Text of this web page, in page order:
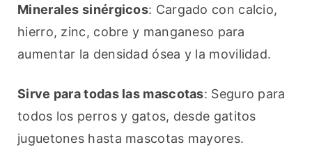
Minerales sinérgicos: Cargado con calcio,
hierro, zinc, cobre y manganeso para
aumentar la densidad ósea y la movilidad.
Sirve para todas las mascotas: Seguro para
todos los perros y gatos, desde gatitos
juguetones hasta mascotas mayores.